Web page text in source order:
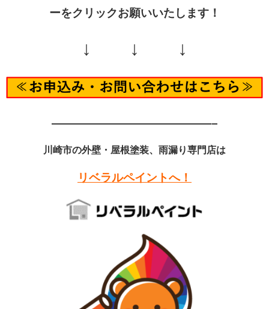
ーをクリックお願いいたします！
↓ ↓ ↓
——————————————–
川崎市の外壁・屋根塗装、雨漏り専門店は
リベラルペイントへ！